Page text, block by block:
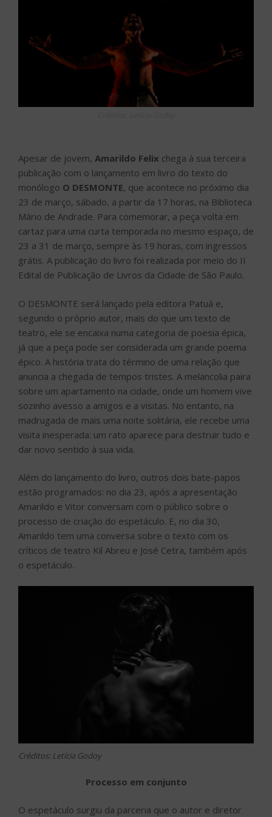
Apesar de jovem, Amarildo Felix chega à sua terceira
publicação com o lançamento em livro do texto do
monólogo O DESMONTE, que acontece no próximo dia
23 de março, sábado, a partir da 17 horas, na Biblioteca
Mário de Andrade. Para comemorar, a peça volta em
cartaz para uma curta temporada no mesmo espaço, de
23 a 31 de março, sempre às 19 horas, com ingressos
grátis. A publicação do livro foi realizada por meio do II
Edital de Publicação de Livros da Cidade de São Paulo.
O DESMONTE será lançado pela editora Patuá e,
segundo o próprio autor, mais do que um texto de
teatro, ele se encaixa numa categoria de poesia épica,
já que a peça pode ser considerada um grande poema
épico. A história trata do término de uma relação que
anuncia a chegada de tempos tristes. A melancolia paira
sobre um apartamento na cidade, onde um homem vive
sozinho avesso a amigos e a visitas. No entanto, na
madrugada de mais uma noite solitária, ele recebe uma
visita inesperada: um rato aparece para destruir tudo e
dar novo sentido à sua vida.
Além do lançamento do livro, outros dois bate-papos
estão programados: no dia 23, após a apresentação
Amarildo e Vitor conversam com o público sobre o
processo de criação do espetáculo. E, no dia 30,
Amarildo tem uma conversa sobre o texto com os
críticos de teatro Kil Abreu e José Cetra, também após
o espetáculo.
Créditos: Letícia Godoy
Processo em conjunto
O espetáculo surgiu da parceria que o autor e diretor